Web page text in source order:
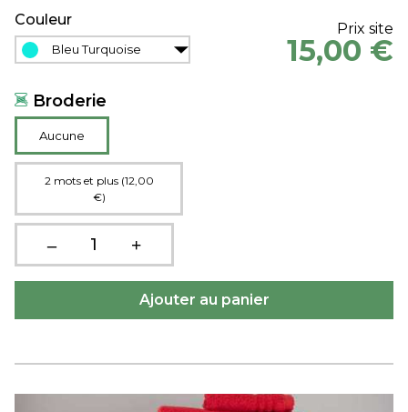
Couleur
Bleu Turquoise
Broderie
Aucune
2 mots et plus (12,00
€)
Prix site
15,00 €